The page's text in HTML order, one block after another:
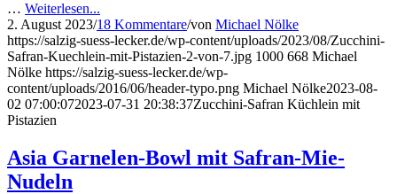
… Weiterlesen...
2. August 2023/18 Kommentare/von Michael Nölke
https://salzig-suess-lecker.de/wp-content/uploads/2023/08/Zucchini-
Safran-Kuechlein-mit-Pistazien-2-von-7.jpg 1000 668 Michael
Nölke https://salzig-suess-lecker.de/wp-
content/uploads/2016/06/header-typo.png Michael Nölke2023-08-
02 07:00:072023-07-31 20:38:37Zucchini-Safran Küchlein mit
Pistazien
Asia Garnelen-Bowl mit Safran-Mie-
Nudeln